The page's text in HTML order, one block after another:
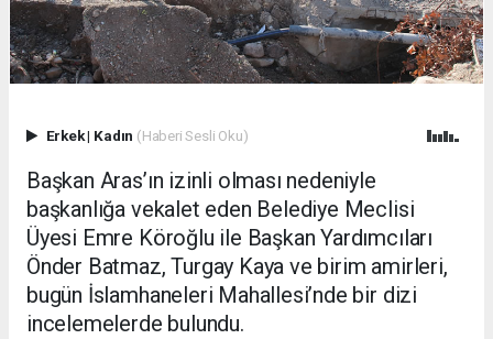
Erkek| Kadın (Haberi Sesli Oku)
Başkan Aras’ın izinli olması nedeniyle
başkanlığa vekalet eden Belediye Meclisi
Üyesi Emre Köroğlu ile Başkan Yardımcıları
Önder Batmaz, Turgay Kaya ve birim amirleri,
bugün İslamhaneleri Mahallesi’nde bir dizi
incelemelerde bulundu.